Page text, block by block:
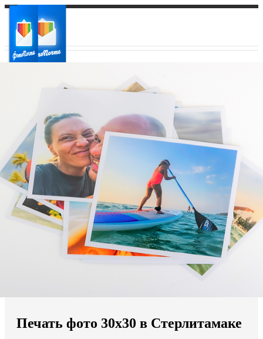
Ваш регион доставки
Выберите из списка:
Мы доставляем по всему миру
Продолжить без города
Печать фото 30х30 в Стерлитамаке